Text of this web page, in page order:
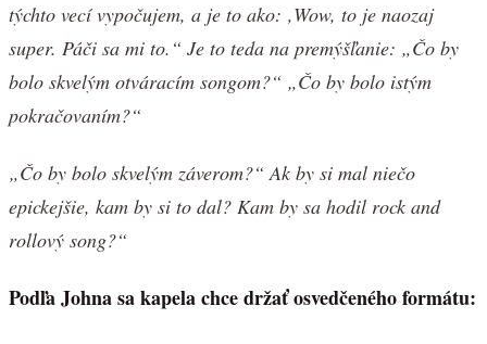
týchto vecí vypočujem, a je to ako: ‚Wow, to je naozaj
super. Páči sa mi to.“ Je to teda na premýšľanie: „Čo by
bolo skvelým otváracím songom?“ „Čo by bolo istým
pokračovaním?“
„Čo by bolo skvelým záverom?“ Ak by si mal niečo
epickejšie, kam by si to dal? Kam by sa hodil rock and
rollový song?“
Podľa Johna sa kapela chce držať osvedčeného formátu: